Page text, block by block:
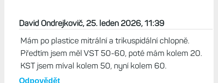
David Ondrejkovič, 25. leden 2026, 11:39
Mám po plastice mitrální a trikuspidální chlopně.
Předtím jsem měl VST 50-60, poté mám kolem 20.
KST jsem míval kolem 50, nyní kolem 60.
Odpovědět